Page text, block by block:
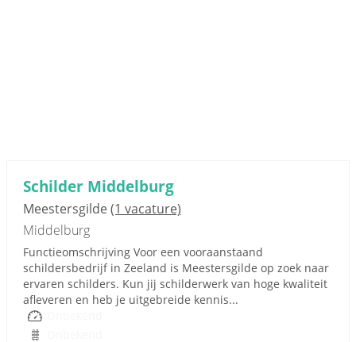
Schilder Middelburg
Meestersgilde(1 vacature)
Middelburg
Functieomschrijving Voor een vooraanstaand
schildersbedrijf in Zeeland is Meestersgilde op zoek naar
ervaren schilders. Kun jij schilderwerk van hoge kwaliteit
afleveren en heb je uitgebreide kennis...